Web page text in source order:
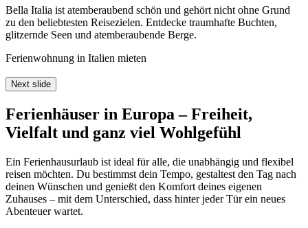
Bella Italia ist atemberaubend schön und gehört nicht ohne Grund
zu den beliebtesten Reisezielen. Entdecke traumhafte Buchten,
glitzernde Seen und atemberaubende Berge.
Ferienwohnung in Italien mieten
Next slide
Ferienhäuser in Europa – Freiheit,
Vielfalt und ganz viel Wohlgefühl
Ein Ferienhausurlaub ist ideal für alle, die unabhängig und flexibel
reisen möchten. Du bestimmst dein Tempo, gestaltest den Tag nach
deinen Wünschen und genießt den Komfort deines eigenen
Zuhauses – mit dem Unterschied, dass hinter jeder Tür ein neues
Abenteuer wartet.